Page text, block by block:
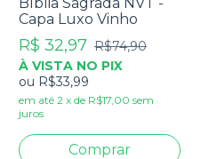
Capa Luxo Vinho
R$ 32,97 R$74,90
À VISTA NO PIX
ou R$33,99
em até 2 x de R$17,00 sem
juros